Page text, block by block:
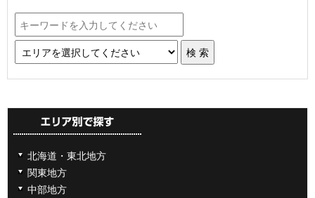
北海道・東北地方
関東地方
中部地方